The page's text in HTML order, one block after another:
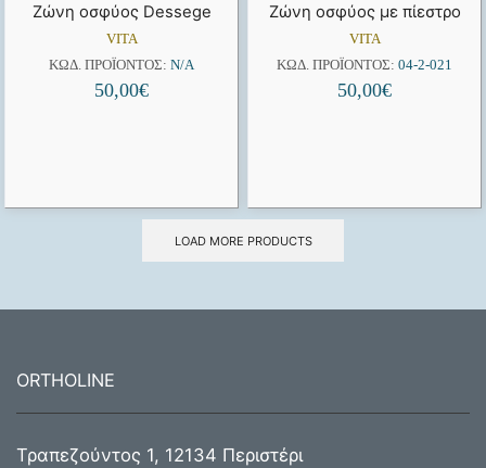
Ζώνη οσφύος Dessege
VITA
ΚΩΔ. ΠΡΟΪΌΝΤΟΣ: N/A
50,00€
Ζώνη οσφύος με πίεστρο
VITA
ΚΩΔ. ΠΡΟΪΌΝΤΟΣ: 04-2-021
50,00€
LOAD MORE PRODUCTS
ORTHOLINE
Τραπεζούντος 1, 12134 Περιστέρι